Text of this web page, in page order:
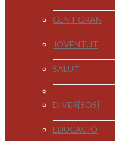
GENT GRAN
JOVENTUT
SALUT
DIVER[SOS]
EDUCACIÓ